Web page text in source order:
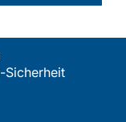
Sicherheit